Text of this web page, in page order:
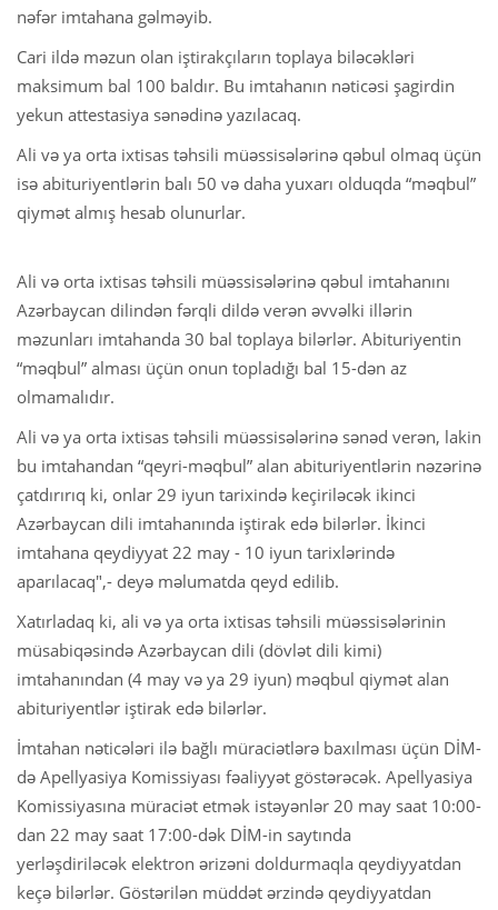
nəfər imtahana gəlməyib.
Cari ildə məzun olan iştirakçıların toplaya biləcəkləri
maksimum bal 100 baldır. Bu imtahanın nəticəsi şagirdin
yekun attestasiya sənədinə yazılacaq.
Ali və ya orta ixtisas təhsili müəssisələrinə qəbul olmaq üçün
isə abituriyentlərin balı 50 və daha yuxarı olduqda “məqbul”
qiymət almış hesab olunurlar.
Ali və orta ixtisas təhsili müəssisələrinə qəbul imtahanını
Azərbaycan dilindən fərqli dildə verən əvvəlki illərin
məzunları imtahanda 30 bal toplaya bilərlər. Abituriyentin
“məqbul” alması üçün onun topladığı bal 15-dən az
olmamalıdır.
Ali və ya orta ixtisas təhsili müəssisələrinə sənəd verən, lakin
bu imtahandan “qeyri-məqbul” alan abituriyentlərin nəzərinə
çatdırırıq ki, onlar 29 iyun tarixində keçiriləcək ikinci
Azərbaycan dili imtahanında iştirak edə bilərlər. İkinci
imtahana qeydiyyat 22 may - 10 iyun tarixlərində
aparılacaq",- deyə məlumatda qeyd edilib.
Xatırladaq ki, ali və ya orta ixtisas təhsili müəssisələrinin
müsabiqəsində Azərbaycan dili (dövlət dili kimi)
imtahanından (4 may və ya 29 iyun) məqbul qiymət alan
abituriyentlər iştirak edə bilərlər.
İmtahan nəticələri ilə bağlı müraciətlərə baxılması üçün DİM-
də Apellyasiya Komissiyası fəaliyyət göstərəcək. Apellyasiya
Komissiyasına müraciət etmək istəyənlər 20 may saat 10:00-
dan 22 may saat 17:00-dək DİM-in saytında
yerləşdiriləcək elektron ərizəni doldurmaqla qeydiyyatdan
keçə bilərlər. Göstərilən müddət ərzində qeydiyyatdan